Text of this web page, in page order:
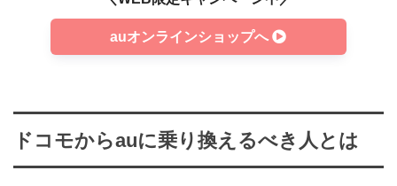
auオンラインショップへ
ドコモからauに乗り換えるべき人とは